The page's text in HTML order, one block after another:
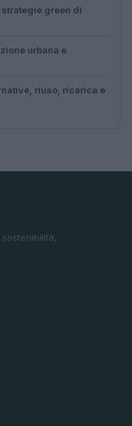
green di
urbana e
riuso, ricarica e